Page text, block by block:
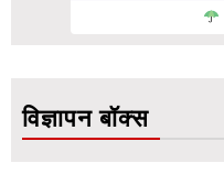
विज्ञापन बॉक्स